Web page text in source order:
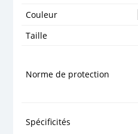
Couleur
Taille
Norme de protection
Spécificités